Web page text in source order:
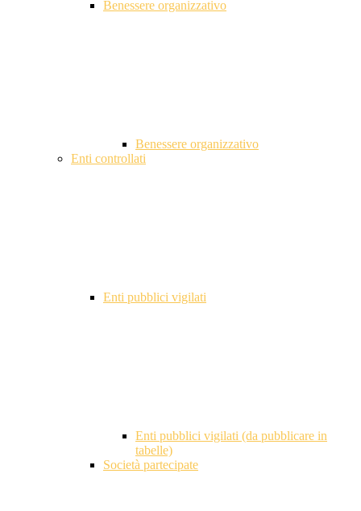
Benessere organizzativo
Benessere organizzativo
Enti controllati
Enti pubblici vigilati
Enti pubblici vigilati (da pubblicare in
tabelle)
Società partecipate